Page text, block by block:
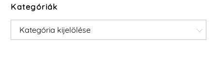
Kategóriák
Kategóriák